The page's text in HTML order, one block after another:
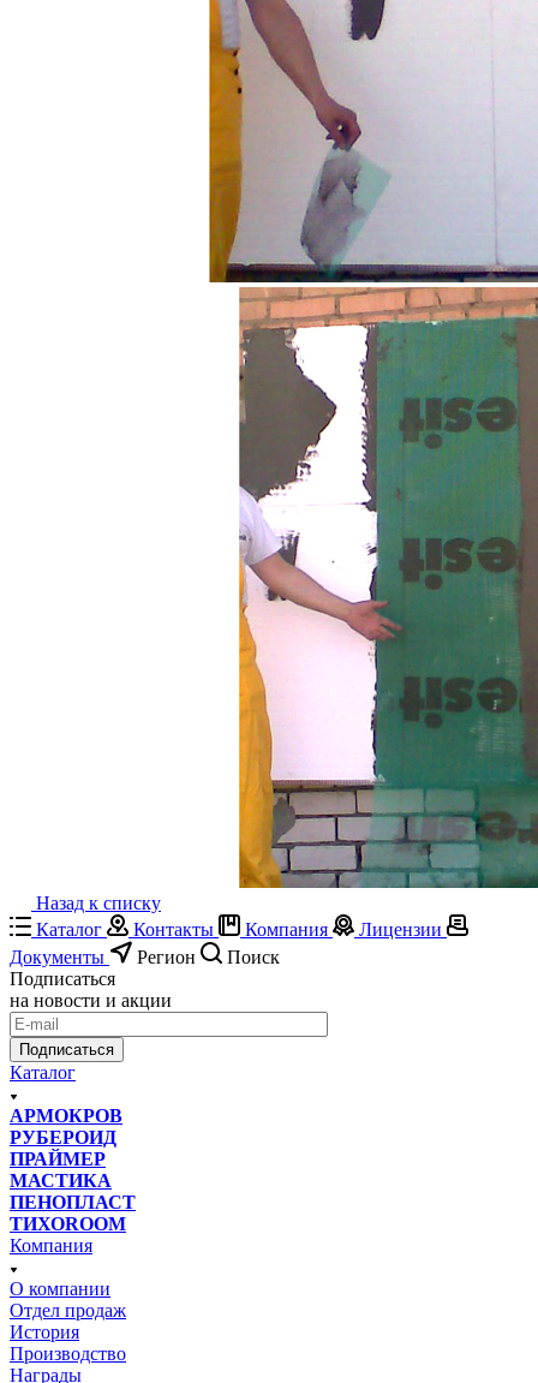
Назад к списку
Каталог
Контакты Компания
Лицензии
Документы
Регион
Поиск
Подписаться
на новости и акции
Подписаться
Каталог
АРМОКРОВ
РУБЕРОИД
ПРАЙМЕР
МАСТИКА
ПЕНОПЛАСТ
ТИХОROOM
Компания
О компании
Отдел продаж
История
Производство
Награды